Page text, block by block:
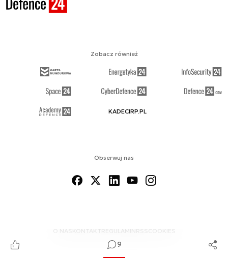
9
Obserwuj nas
O NAS KONTAKTREGULAMINRSS COOKIES
Zobacz również
KADECIRP.PL